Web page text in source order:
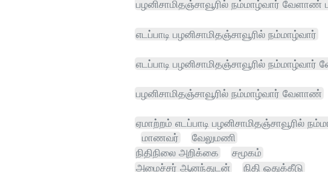
பழனிசாமிதஞ்சாவூரில் நம்மாழ்வார் வேளாண்
எடப்பாடி பழனிசாமிதஞ்சாவூரில் நம்மாழ்வார்
எடப்பாடி பழனிசாமிதஞ்சாவூரில்
பழனிசாமிதஞ்சாவூரில் நம்மாழ்வார் வேளாண்
ஏமாற்றம் எடப்பாடி பழனிசாமிதஞ்சாவூரில்
மாணவர்
வேலுமணி
நிதிநிலை அறிக்கை
சமூகம்
அமைச்சர் ஆனந்துடன்
நிதி ஒதுக்கீடு